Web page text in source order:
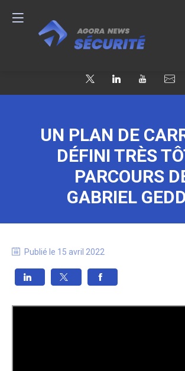
UN PLAN DE
DÉFINI TRÈS
PARCOURS
GABRIEL
Publié le 15 avril 2022